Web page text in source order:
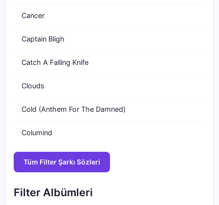
Cancer
Captain Bligh
Catch A Falling Knife
Clouds
Cold (Anthem For The Damned)
Columind
Tüm Filter Şarkı Sözleri
Filter Albümleri